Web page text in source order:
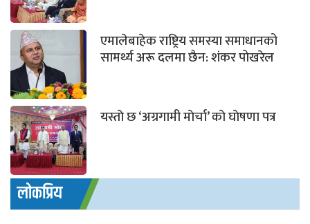
एमालेबाहेक राष्ट्रिय समस्या समाधानको
सामर्थ्य अरू दलमा छैन: शंकर पोखरेल
यस्ताे छ ‘अग्रगामी माेर्चा’ काे घाेषणा पत्र
लोकप्रिय